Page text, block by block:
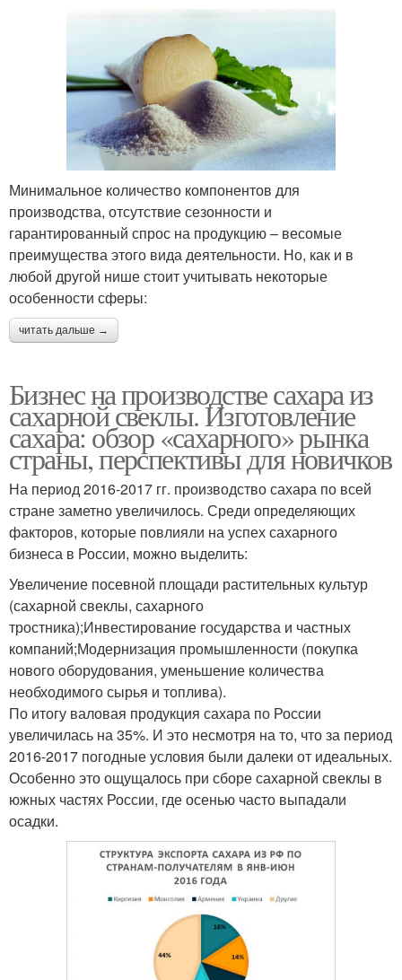
Минимальное количество компонентов для
производства, отсутствие сезонности и
гарантированный спрос на продукцию – весомые
преимущества этого вида деятельности. Но, как и в
любой другой нише стоит учитывать некоторые
особенности сферы:
читать дальше →
Бизнес на производстве сахара из
сахарной свеклы. Изготовление
сахара: обзор «сахарного» рынка
страны, перспективы для новичков
На период 2016-2017 гг. производство сахара по всей
стране заметно увеличилось. Среди определяющих
факторов, которые повлияли на успех сахарного
бизнеса в России, можно выделить:
Увеличение посевной площади растительных культур
(сахарной свеклы, сахарного
тростника);Инвестирование государства и частных
компаний;Модернизация промышленности (покупка
нового оборудования, уменьшение количества
необходимого сырья и топлива).
По итогу валовая продукция сахара по России
увеличилась на 35%. И это несмотря на то, что за период
2016-2017 погодные условия были далеки от идеальных.
Особенно это ощущалось при сборе сахарной свеклы в
южных частях России, где осенью часто выпадали
осадки.